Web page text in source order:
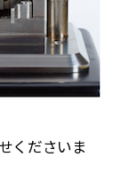
くださいま